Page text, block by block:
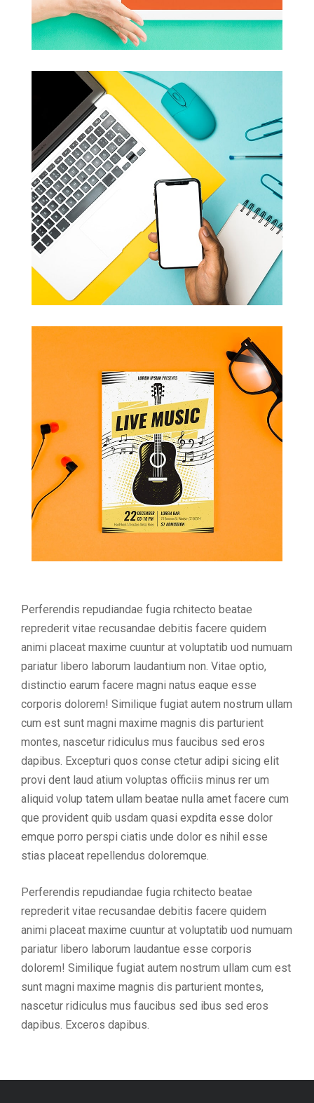
Perferendis repudiandae fugia rchitecto beatae
reprederit vitae recusandae debitis facere quidem
animi placeat maxime cuuntur at voluptatib uod numuam
pariatur libero laborum laudantium non. Vitae optio,
distinctio earum facere magni natus eaque esse
corporis dolorem! Similique fugiat autem nostrum ullam
cum est sunt magni maxime magnis dis parturient
montes, nascetur ridiculus mus faucibus sed eros
dapibus. Excepturi quos conse ctetur adipi sicing elit
provi dent laud atium voluptas officiis minus rer um
aliquid volup tatem ullam beatae nulla amet facere cum
que provident quib usdam quasi expdita esse dolor
emque porro perspi ciatis unde dolor es nihil esse
stias placeat repellendus doloremque.
Perferendis repudiandae fugia rchitecto beatae
reprederit vitae recusandae debitis facere quidem
animi placeat maxime cuuntur at voluptatib uod numuam
pariatur libero laborum laudantue esse corporis
dolorem! Similique fugiat autem nostrum ullam cum est
sunt magni maxime magnis dis parturient montes,
nascetur ridiculus mus faucibus sed ibus sed eros
dapibus. Exceros dapibus.